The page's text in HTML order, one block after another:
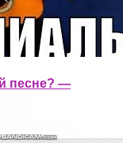
песне? —